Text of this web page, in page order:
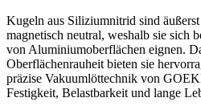
Kugeln aus Siliziumnitrid sind
magnetisch neutral, weshalb sie sich
von Aluminiumoberflächen eignen.
Oberflächenrauheit bieten sie
präzise Vakuumlöttechnik von
Festigkeit, Belastbarkeit und lange